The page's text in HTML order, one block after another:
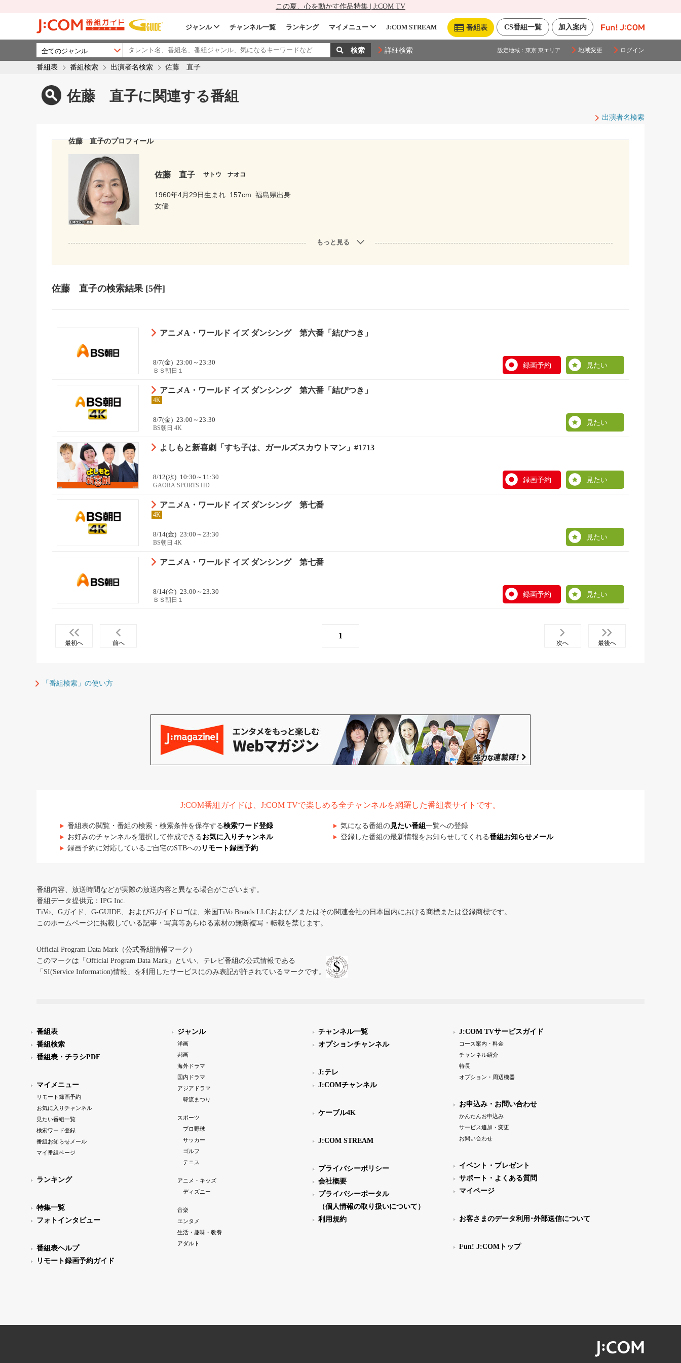
この夏、心を動かす作品特集 | J:COM TV
加入案内
CS番組一覧
番組表
ジャンル チャンネル一覧 ランキング マイメニュー J:COM STREAM
詳細検索 設定地域： 東京 東エリア 地域変更 ログイン
番組表 番組検索 出演者名検索 佐藤 直子
佐藤 直子に関連する番組
出演者名検索
佐藤 直子のプロフィール
佐藤 直子 サトウ ナオコ
1960年4月29日生まれ 157cm 福島県出身
女優
もっと見る
佐藤 直子の検索結果 [5件]
アニメA・ワールド イズ ダンシング 第六番「結びつき」
8/7(金) 23:00～23:30
ＢＳ朝日１
録画予約 見たい
アニメA・ワールド イズ ダンシング 第六番「結びつき」
4K
8/7(金) 23:00～23:30
BS朝日 4K
見たい
よしもと新喜劇「すち子は、ガールズスカウトマン」#1713
8/12(水) 10:30～11:30
GAORA SPORTS HD
録画予約 見たい
アニメA・ワールド イズ ダンシング 第七番
4K
8/14(金) 23:00～23:30
BS朝日 4K
見たい
アニメA・ワールド イズ ダンシング 第七番
8/14(金) 23:00～23:30
ＢＳ朝日１
録画予約 見たい
最初へ 前へ
1
次へ 最後へ
「番組検索」の使い方
J:COM番組ガイドは、J:COM TVで楽しめる全チャンネルを網羅した番組表サイトです。
番組表の閲覧・番組の検索・検索条件を保存する検索ワード登録 気になる番組の見たい番組 一覧への登録
お好みのチャンネルを選択して作成できる お気に入りチャンネル 登録した番組の最新情報をお知らせしてくれる番組お知らせメール
録画予約に対応しているご自宅のSTBへの リモート録画予約
番組内容、放送時間などが実際の放送内容と異なる場合がございます。
番組データ提供元：IPG Inc.
TiVo、Gガイド、G-GUIDE、およびGガイドロゴは、米国TiVo Brands LLCおよび／またはその関連会社の日本国内における商標または登録商標です。
このホームページに掲載している記事・写真等あらゆる素材の無断複写・転載を禁じます。
Official Program Data Mark（公式番組情報マーク）
このマークは「Official Program Data Mark」といい、テレビ番組の公式情報である
「SI(Service Information)情報」を利用したサービスにのみ表記が許されているマークです。
番組表
番組検索
番組表・チラシPDF
マイメニュー
リモート録画予約
お気に入りチャンネル
見たい番組一覧
検索ワード登録
番組お知らせメール
マイ番組ページ
ランキング
特集一覧
フォトインタビュー
番組表ヘルプ
リモート録画予約ガイド
ジャンル
洋画
邦画
海外ドラマ
国内ドラマ
アジアドラマ
韓流まつり
スポーツ
プロ野球
サッカー
ゴルフ
テニス
アニメ・キッズ
ディズニー
音楽
エンタメ
生活・趣味・教養
アダルト
チャンネル一覧
オプションチャンネル
J:テレ
J:COMチャンネル
ケーブル4K
J:COM STREAM
プライバシーポリシー
会社概要
プライバシーポータル
（個人情報の取り扱いについて）
利用規約
J:COM TVサービスガイド
コース案内・料金
チャンネル紹介
特長
オプション・周辺機器
お申込み・お問い合わせ
かんたんお申込み
サービス追加・変更
お問い合わせ
イベント・プレゼント
サポート・よくある質問
マイページ
お客さまのデータ利用･外部送信について
Fun! J:COMトップ